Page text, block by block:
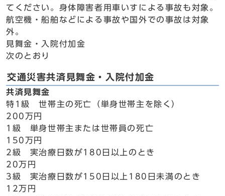
てください。身体障害者用車いすによる事故も対象。
航空機・船舶などによる事故や国外での事故は対象
外。
見舞金・入院付加金
次のとおり
交通災害共済見舞金・入院付加金
共済見舞金
特1級 世帯主の死亡（単身世帯主を除く）
200万円
1級 単身世帯主または世帯員の死亡
150万円
2級 実治療日数が180日以上のとき
20万円
3級 実治療日数が150日以上180日未満のとき
12万円